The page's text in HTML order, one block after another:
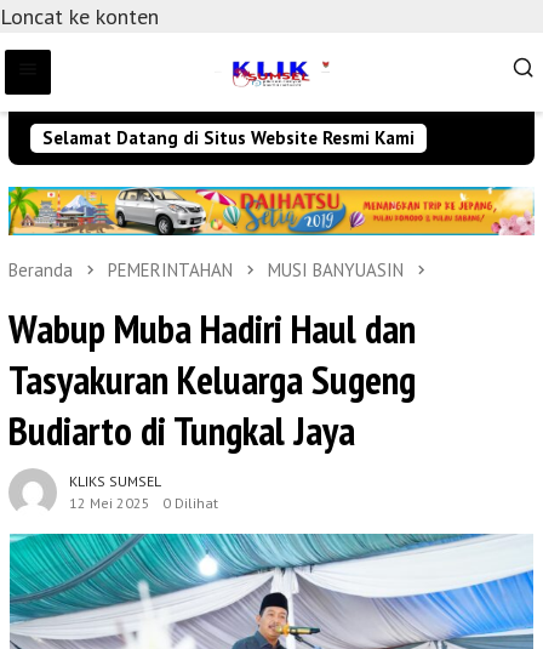
Loncat ke konten
Selamat Datang di Situs Website Resmi Kami
Beranda PEMERINTAHAN MUSI BANYUASIN
Wabup Muba Hadiri Haul dan
Tasyakuran Keluarga Sugeng
Budiarto di Tungkal Jaya
KLIKS SUMSEL
12 Mei 2025
0 Dilihat